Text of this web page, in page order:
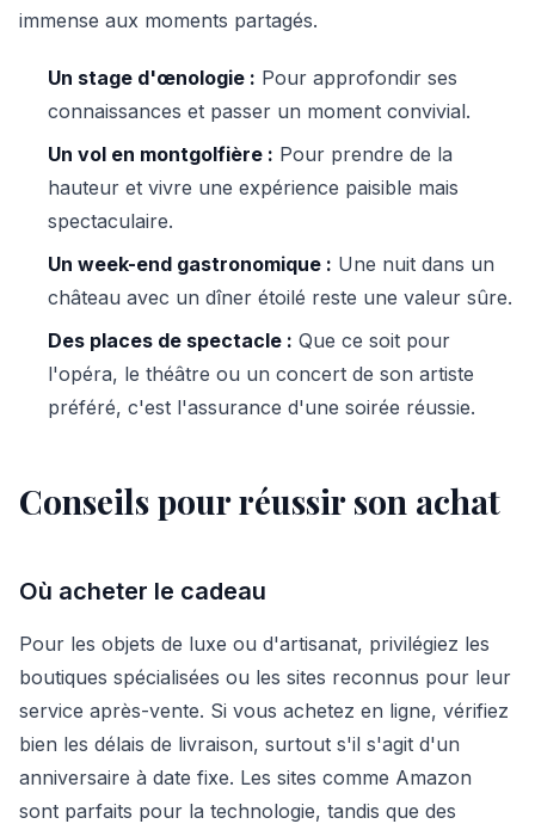
immense aux moments partagés.
Un stage d'œnologie : Pour approfondir ses
connaissances et passer un moment convivial.
Un vol en montgolfière : Pour prendre de la
hauteur et vivre une expérience paisible mais
spectaculaire.
Un week-end gastronomique : Une nuit dans un
château avec un dîner étoilé reste une valeur sûre.
Des places de spectacle : Que ce soit pour
l'opéra, le théâtre ou un concert de son artiste
préféré, c'est l'assurance d'une soirée réussie.
Conseils pour réussir son achat
Où acheter le cadeau
Pour les objets de luxe ou d'artisanat, privilégiez les
boutiques spécialisées ou les sites reconnus pour leur
service après-vente. Si vous achetez en ligne, vérifiez
bien les délais de livraison, surtout s'il s'agit d'un
anniversaire à date fixe. Les sites comme Amazon
sont parfaits pour la technologie, tandis que des